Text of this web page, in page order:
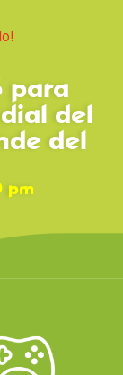
para
del
del
pm